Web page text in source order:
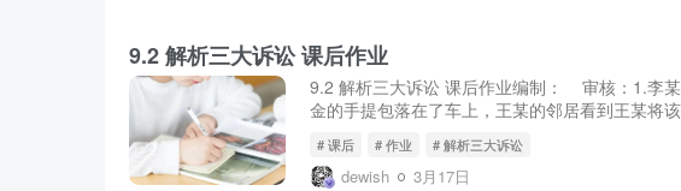
9.2 解析三大诉讼 课后作业
9.2 解析三大诉讼 课后作业编制： 审核：1.李
金的手提包落在了车上，王某的邻居看到王某将
# 课后 # 作业 # 解析三大诉讼
dewish 3月17日